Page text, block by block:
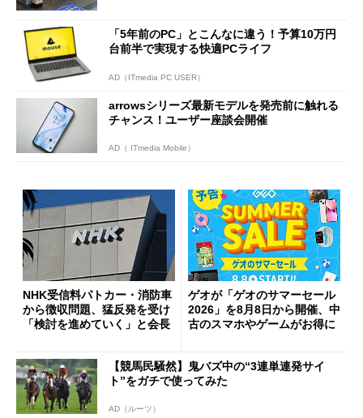
「5年前のPC」とこんなに違う！予算10万円
台前半で実現する快適PCライフ
AD（ITmedia PC USER）
arrowsシリーズ最新モデルを発売前に触れる
チャンス！ユーザー座談会開催
AD（ ITmedia Mobile）
NHK受信料パトカー・消防車
から徴収問題、猛反発を受け
「検討を進めていく」と会長
ゲオが「ゲオのサマーセール
2026」を8月8日から開催、中
古のスマホやゲームがお得に
【競馬民騒然】鬼バズ中の“3連単連発サイ
ト”をガチで使ってみた
AD（ルーツ）